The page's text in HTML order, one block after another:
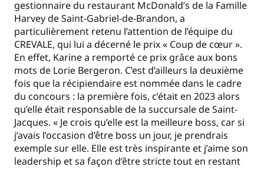
gestionnaire du restaurant McDonald’s de la Famille
Harvey de Saint‑Gabriel-de-Brandon, a
particulièrement retenu l’attention de l’équipe du
CREVALE, qui lui a décerné le prix « Coup de cœur ».
En effet, Karine a remporté ce prix grâce aux bons
mots de Lorie Bergeron. C’est d’ailleurs la deuxième
fois que la récipiendaire est nommée dans le cadre
du concours : la première fois, c’était en 2023 alors
qu’elle était responsable de la succursale de Saint-
Jacques. « Je crois qu’elle est la meilleure boss, car si
j’avais l’occasion d’être boss un jour, je prendrais
exemple sur elle. Elle est très inspirante et j’aime son
leadership et sa façon d’être stricte tout en restant